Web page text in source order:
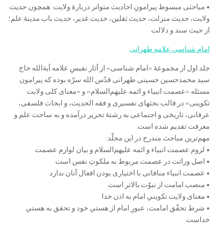
• مباحثی مبسوط پیرامونِ احادیث متواتر دربارۀ ولایت: همچون حدیث
ولایت، حدیث منزلت، حدیث ثقلین، حدیث غدیر، حدیث باب مدینۀ علم؛
از حیث سند و دلالت
امام شناسی علامه طهرانی
جلد اول از مجموعۀ «امام شناسی» از آثار نفیسِ علامه آیة‌الله حاج
سید محمد‌حسین حسینی طهرانی قدّس الله سرّه بوده که پیرامون
مسئله «عصمت انبیاء و ائمه علیهم‌السلام» و «معنای کلی ولایت
تکوینی» در قالب بحثهای تفسیری و فقه الحدیث، و ابحاث فلسفی،
عرفانی، تاریخی و اجتماعی به رشتۀ تحریر درآمده و به ساحت علم و
معرفت تقدیم شده است.
مهم‌ترین مباحث مندرج در این مجلّد:
• لزوم عصمت انبیاء و ائمه علیهم‌السلام و بیان لوازم عصمت
• اصل وراثت در عصمت مربوط به ملکوتِ نفس است
• عصمت انبیاء منافاتی با اختیاری بودن افعال آنان ندارد
• منصب امامت از نبوّت بالاتر است
• معنای ولایت تکوینیِ امام به اذن خدا
• شرط تحقّق امامت، عبورِ امام از هستیِ خود و تحقق به هستیِ
خداست